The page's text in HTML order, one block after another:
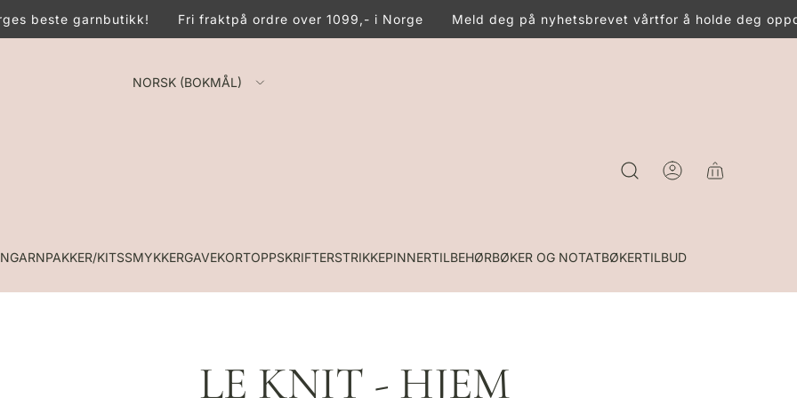
beste garnbutikk! Fri fraktpå ordre over 1099,- i Norge Meld deg på nyhetsbrevet vårtfor å holde deg
NORSK (BOKMÅL)
GARNPAKKER/KITSSMYKKERGAVEKORTOPPSKRIFTERSTRIKKEPINNERTILBEHØRBØKER OG NOTATBØKERTILBUD
LE KNIT - HJEM